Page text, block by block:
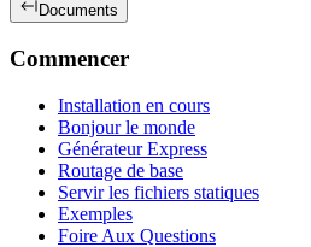
Documents
Commencer
Installation en cours
Bonjour le monde
Générateur Express
Routage de base
Servir les fichiers statiques
Exemples
Foire Aux Questions